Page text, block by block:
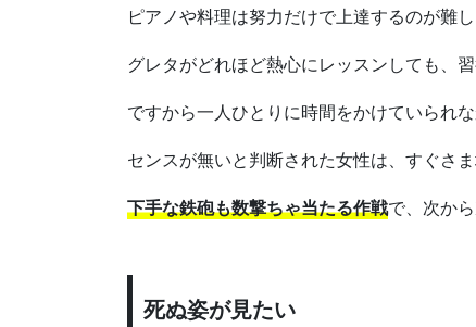
ピアノや料理は努力だけで上達するのが難し
グレタがどれほど熱心にレッスンしても、
ですから一人ひとりに時間をかけていられ
センスが無いと判断された女性は、すぐさ
下手な鉄砲も数撃ちゃ当たる作戦で、次か
死ぬ姿が見たい